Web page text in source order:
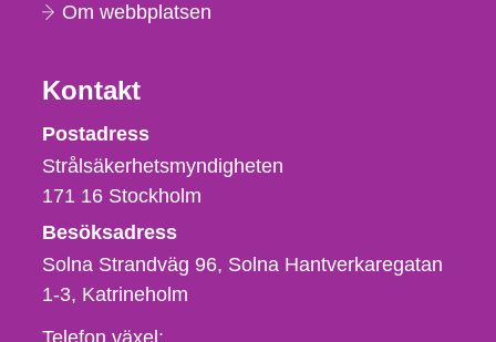
Om webbplatsen
Kontakt
Strålsäkerhetsmyndigheten
Postadress
Strålsäkerhetsmyndigheten
171 16 Stockholm
Besöksadress
Solna Strandväg 96, Solna Hantverkaregatan
1-3 Katrineholm
Telefon,
Telefon växel: